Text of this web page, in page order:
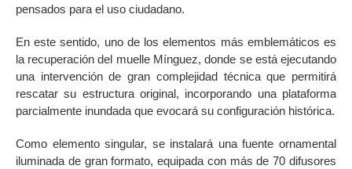
pensados para el uso ciudadano.
En este sentido, uno de los elementos más emblemáticos es
la recuperación del muelle Mínguez, donde se está ejecutando
una intervención de gran complejidad técnica que permitirá
rescatar su estructura original, incorporando una plataforma
parcialmente inundada que evocará su configuración histórica.
Como elemento singular, se instalará una fuente ornamental
iluminada de gran formato, equipada con más de 70 difusores